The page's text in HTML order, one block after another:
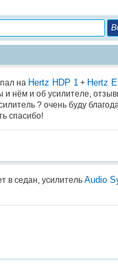
на Hertz HDP 1+ Hertz
и нём и об усилителе,
? очень буду
спасибо!
в седан, усилитель Audio